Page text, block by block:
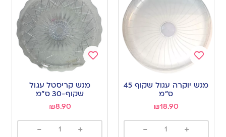
to
wishlist
מגש יוקרה עגול שקוף 45
ס”מ
₪18.90
+
-
wishlist
מגש קריסטל עגול
שקוף-30 ס”מ
₪8.90
+
-